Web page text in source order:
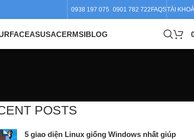
0938 197 075 0901 782 722 FAQSTÀI
ASUSACERMSIBLOG
POSTS
5 giao diện Linux giống Windows nhất giúp